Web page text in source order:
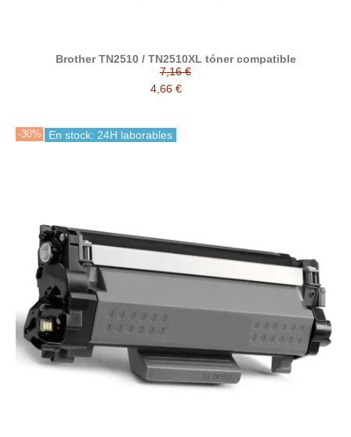
Brother TN2510 / TN2510XL tóner compatible
7,16 €
4,66 €
-30% En stock: 24H laborables